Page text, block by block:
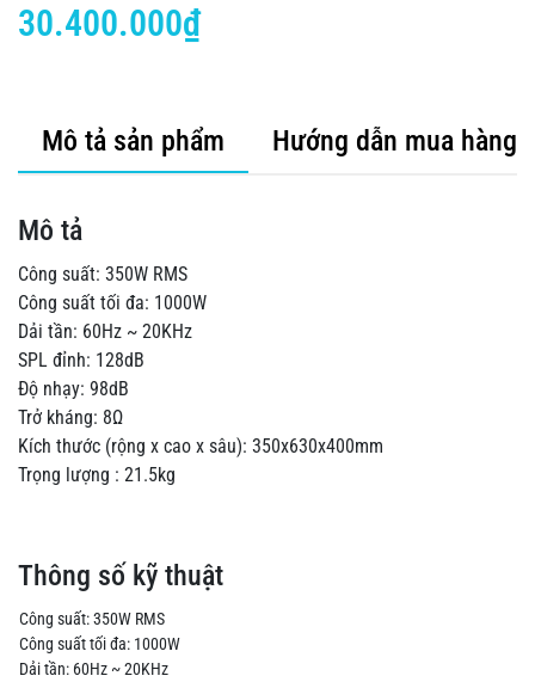
30.400.000₫
Mô tả sản phẩm Hướng dẫn mua hàng
Mô tả
Công suất: 350W RMS
Công suất tối đa: 1000W
Dải tần: 60Hz ~ 20KHz
SPL đỉnh: 128dB
Độ nhạy: 98dB
Trở kháng: 8Ω
Kích thước (rộng x cao x sâu): 350x630x400mm
Trọng lượng : 21.5kg
Thông số kỹ thuật
Công suất: 350W RMS
Công suất tối đa: 1000W
Dải tần: 60Hz ~ 20KHz